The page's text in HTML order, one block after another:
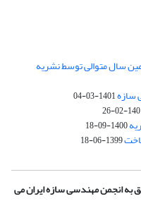
سال متوالی توسط نشریه
سازه1401-03-04
1401-
1400-09-18
1399-06-18
به انجمن مهندسی سازه ایران می